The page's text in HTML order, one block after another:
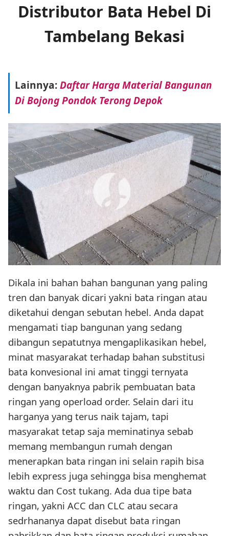
Distributor Bata Hebel Di
Tambelang Bekasi
Lainnya:Daftar Harga Material Bangunan
Di Bojong Pondok Terong Depok
Dikala ini bahan bahan bangunan yang paling
tren dan banyak dicari yakni bata ringan atau
diketahui dengan sebutan hebel. Anda dapat
mengamati tiap bangunan yang sedang
dibangun sepatutnya mengaplikasikan hebel,
minat masyarakat terhadap bahan substitusi
bata konvesional ini amat tinggi ternyata
dengan banyaknya pabrik pembuatan bata
ringan yang operload order. Selain dari itu
harganya yang terus naik tajam, tapi
masyarakat tetap saja meminatinya sebab
memang membangun rumah dengan
menerapkan bata ringan ini selain rapih bisa
lebih express juga sehingga bisa menghemat
waktu dan Cost tukang. Ada dua tipe bata
ringan, yakni ACC dan CLC atau secara
sedrhananya dapat disebut bata ringan